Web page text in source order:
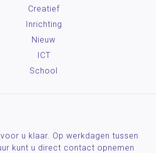
Creatief
Inrichting
Nieuw
ICT
School
u klaar. Op werkdagen tussen
kunt u direct contact opnemen